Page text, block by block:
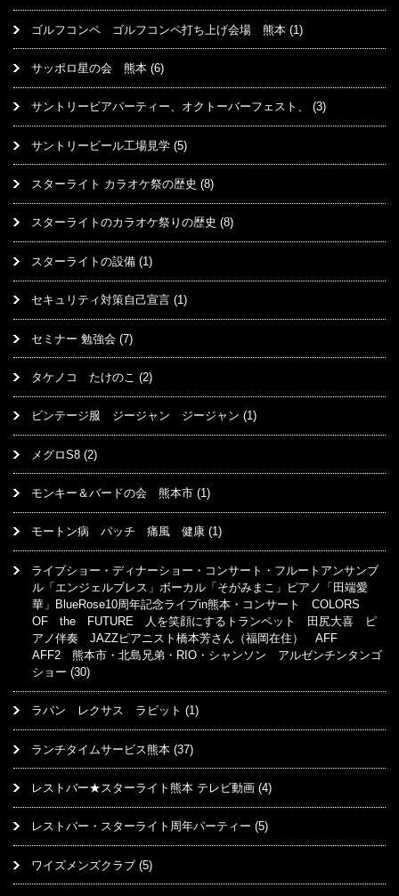
ゴルフコンペ ゴルフコンペ打ち上げ会場 熊本 (1)
サッポロ星の会 熊本 (6)
サントリービアパーティー、オクトーバーフェスト、 (3)
サントリービール工場見学 (5)
スターライト カラオケ祭の歴史 (8)
スターライトのカラオケ祭りの歴史 (8)
スターライトの設備 (1)
セキュリティ対策自己宣言 (1)
セミナー 勉強会 (7)
タケノコ たけのこ (2)
ビンテージ服 ジージャン ジージャン (1)
メグロS8 (2)
モンキー＆バードの会 熊本市 (1)
モートン病 パッチ 痛風 健康 (1)
ライブショー・ディナーショー・コンサート・フルートアンサンブ
ル「エンジェルブレス」ボーカル「そがみまこ」ピアノ「田端愛
華」BlueRose10周年記念ライブin熊本・コンサート COLORS
OF the FUTURE 人を笑顔にするトランペット 田尻大喜 ピ
アノ伴奏 JAZZピアニスト橋本芳さん（福岡在住） AFF
AFF2 熊本市・北島兄弟・RIO・シャンソン アルゼンチンタンゴ
ショー (30)
ラパン レクサス ラビット (1)
ランチタイムサービス熊本 (37)
レストバー★スターライト熊本 テレビ動画 (4)
レストバー・スターライト周年パーティー (5)
ワイズメンズクラブ (5)